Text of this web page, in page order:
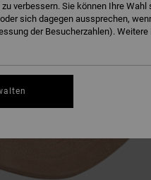
verbessern. Sie können Ihre
sich dagegen aussprechen,
der Besucherzahlen).